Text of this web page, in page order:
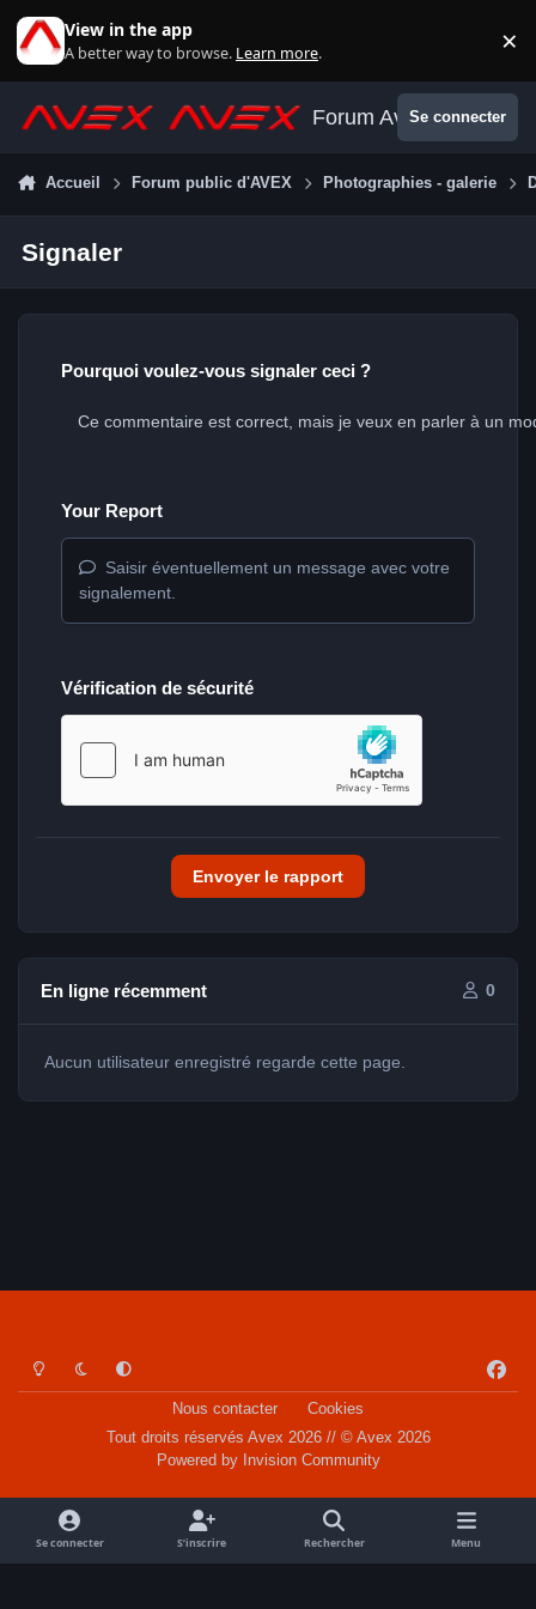
View in the app
A better way to browse. Learn more. ×
Forum AvexSe connecter
Accueil Forum public d'AVEX Photographies - galerie
Signaler
Pourquoi voulez-vous signaler ceci ?
Your Report
Saisir éventuellement un message avec votre
signalement.
Vérification de sécurité
Envoyer le rapport
En ligne récemment 0
Aucun utilisateur enregistré regarde cette page.
Light ModeDark ModeSystem Preference
a
o
k
Nous contacter
Cookies
Tout droits réservés Avex 2026 // © Avex 2026
Powered by Invision Community
Se connecter S’inscrire Rechercher Menu